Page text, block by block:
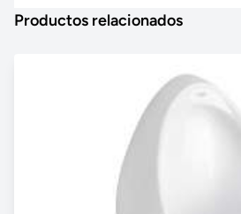
Productos relacionados